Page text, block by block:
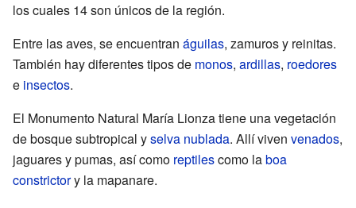
los cuales 14 son únicos de la región.
Entre las aves, se encuentran águilas, zamuros y reinitas.
También hay diferentes tipos de monos, ardillas, roedores
e insectos.
El Monumento Natural María Lionza tiene una vegetación
de bosque subtropical yselva nublada. Allí viven venados,
jaguares y pumas, así como reptilescomo laboa
constrictory la mapanare.